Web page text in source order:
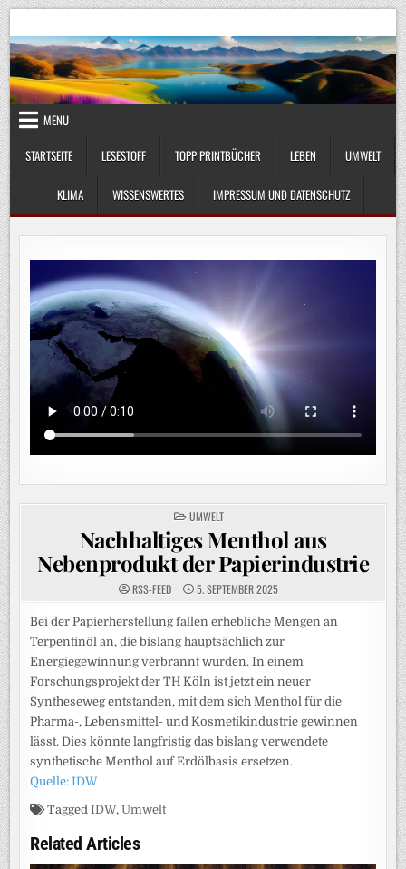
Skip
to
content
UmweltKlima.com
MENU
STARTSEITE
LESESTOFF TOPP PRINTBÜCHER LEBEN UMWELT
KLIMA WISSENSWERTES IMPRESSUM UND DATENSCHUTZ
POSTED
IN
UMWELT
Nachhaltiges Menthol aus
Nebenprodukt der Papierindustrie
RSS-FEED 5. SEPTEMBER 2025
Bei der Papierherstellung fallen erhebliche Mengen an
Terpentinöl an, die bislang hauptsächlich zur
Energiegewinnung verbrannt wurden. In einem
Forschungsprojekt der TH Köln ist jetzt ein neuer
Syntheseweg entstanden, mit dem sich Menthol für die
Pharma-, Lebensmittel- und Kosmetikindustrie gewinnen
lässt. Dies könnte langfristig das bislang verwendete
synthetische Menthol auf Erdölbasis ersetzen.
Quelle: IDW
TaggedIDW,Umwelt
Related Articles